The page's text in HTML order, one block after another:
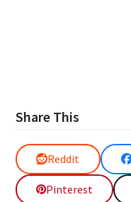
Share This
Reddit
Pinterest